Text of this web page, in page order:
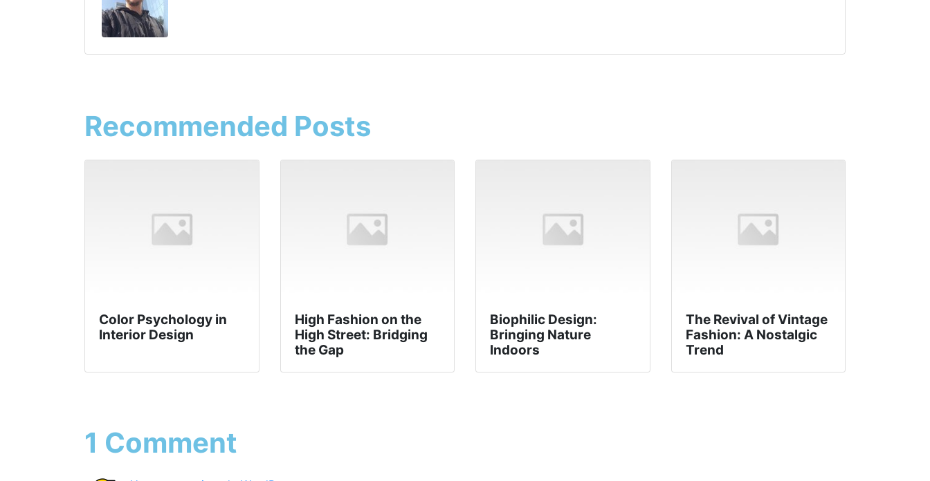
Recommended Posts
Color Psychology in
Interior Design
High Fashion on the
High Street: Bridging
the Gap
Biophilic Design:
Bringing Nature
Indoors
The Revival of Vintage
Fashion: A Nostalgic
Trend
1 Comment